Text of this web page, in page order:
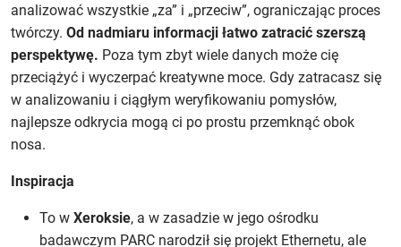
analizować wszystkie „za” i „przeciw”, ograniczając proces
twórczy. Od nadmiaru informacji łatwo zatracić szerszą
perspektywę. Poza tym zbyt wiele danych może cię
przeciążyć i wyczerpać kreatywne moce. Gdy zatracasz się
w analizowaniu i ciągłym weryfikowaniu pomysłów,
najlepsze odkrycia mogą ci po prostu przemknąć obok
nosa.
Inspiracja
To w Xeroksie, a w zasadzie w jego ośrodku
badawczym PARC narodził się projekt Ethernetu, ale